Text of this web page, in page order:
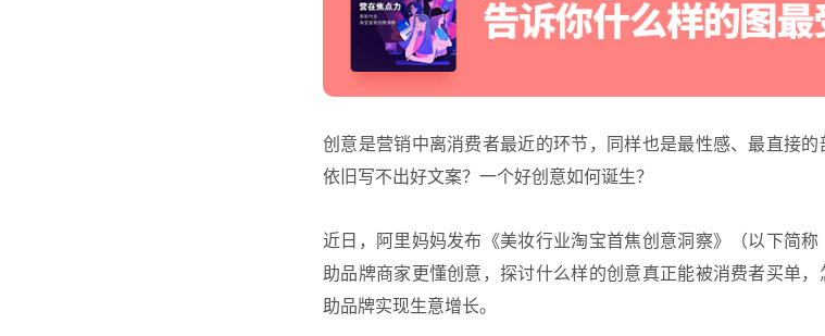
创意是营销中离消费者最近的环节，同样也是最性感、最直接
依旧写不出好文案？一个好创意如何诞生？
近日， 阿里妈妈发布《美妆行业淘宝首焦创意洞察》（以下简
助品牌商家更懂创意，探讨什么样的创意真正能被消费者买单
助品牌实现生意增长。